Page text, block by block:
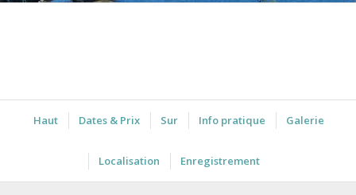
Haut Dates & Prix Sur Info pratique Galerie
Localisation Enregistrement